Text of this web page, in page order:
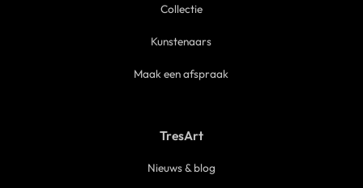
Collectie
Kunstenaars
Maak een afspraak
TresArt
Nieuws & blog